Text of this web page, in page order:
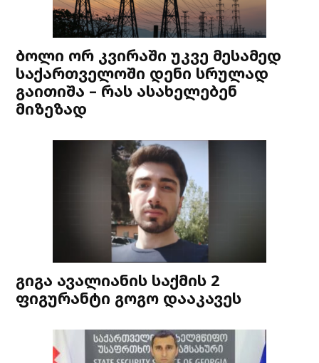
ბოლი ორ კვირაში უკვე მესამედ
საქართველოში დენი სრულად
გაითიშა – რას ასახელებენ
მიზეზად
გიგა ავალიანის საქმის 2
ფიგურანტი გოგო დააკავეს